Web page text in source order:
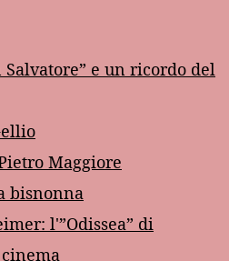
e un ricordo del
Maggiore
bisnonna
l'”Odissea” di